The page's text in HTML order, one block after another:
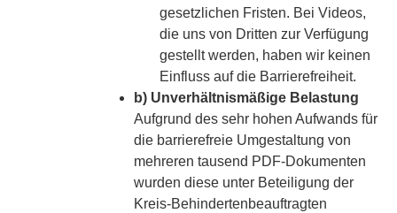
gesetzlichen Fristen. Bei Videos,
die uns von Dritten zur Verfügung
gestellt werden, haben wir keinen
Einfluss auf die Barrierefreiheit.
b) Unverhältnismäßige Belastung
Aufgrund des sehr hohen Aufwands für
die barrierefreie Umgestaltung von
mehreren tausend PDF-Dokumenten
wurden diese unter Beteiligung der
Kreis-Behindertenbeauftragten